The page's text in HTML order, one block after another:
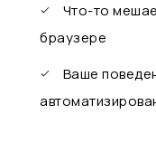
Что-то
браузере
Ваше